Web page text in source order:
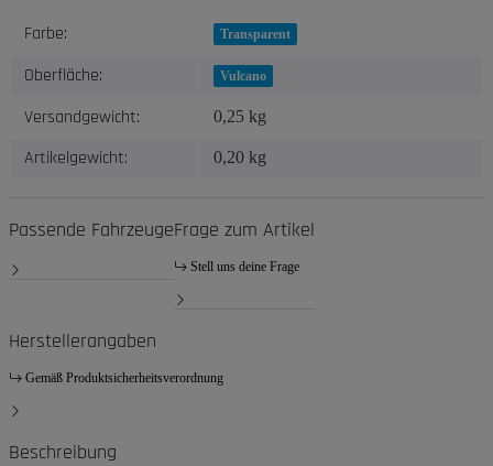
Produkteigenschaft
Wert
Farbe: Transparent
Oberfläche: Vulcano
Versandgewicht: 0,25 kg
Artikelgewicht: 0,20 kg
Passende FahrzeugeFrage zum Artikel
Stell uns deine Frage
Herstellerangaben
Gemäß Produktsicherheitsverordnung
Beschreibung